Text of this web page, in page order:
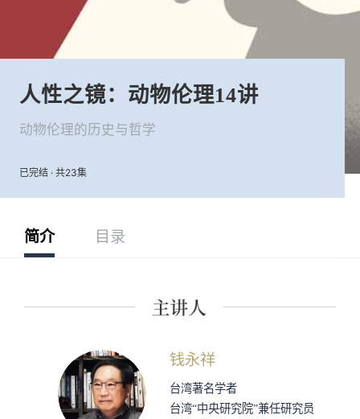
人性之镜：动物伦理14讲
动物伦理的历史与哲学
已完结 · 共23集
简介 目录
钱永祥
台湾著名学者
台湾“中央研究院”兼任研究员